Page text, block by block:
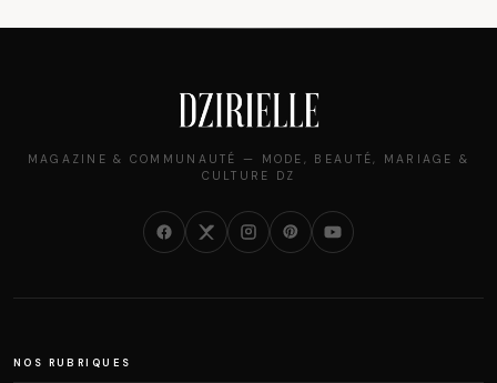
MAGAZINE & COMMUNAUTÉ — MODE, BEAUTÉ, MARIAGE &
CULTURE DZ
NOS RUBRIQUES